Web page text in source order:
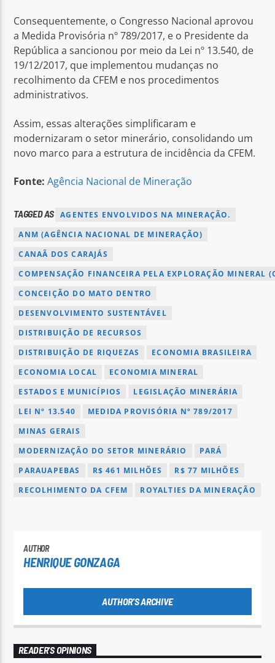
Consequentemente, o Congresso Nacional aprovou
a Medida Provisória nº 789/2017, e o Presidente da
República a sancionou por meio da Lei nº 13.540, de
19/12/2017, que implementou mudanças no
recolhimento da CFEM e nos procedimentos
administrativos.
Assim, essas alterações simplificaram e
modernizaram o setor minerário, consolidando um
novo marco para a estrutura de incidência da CFEM.
Fonte: Agência Nacional de Mineração
TAGGED AS AGENTES ENVOLVIDOS NA MINERAÇÃO.
ANM (AGÊNCIA NACIONAL DE MINERAÇÃO)
CANAÃ DOS CARAJÁS
COMPENSAÇÃO FINANCEIRA PELA EXPLORAÇÃO MINERAL
CONCEIÇÃO DO MATO DENTRO
DESENVOLVIMENTO SUSTENTÁVEL
DISTRIBUIÇÃO DE RECURSOS
DISTRIBUIÇÃO DE RIQUEZAS
ECONOMIA BRASILEIRA
ECONOMIA LOCAL
ECONOMIA MINERAL
ESTADOS E MUNICÍPIOS
LEGISLAÇÃO MINERÁRIA
LEI Nº 13.540
MEDIDA PROVISÓRIA Nº 789/2017
MINAS GERAIS
MODERNIZAÇÃO DO SETOR MINERÁRIO
PARÁ
PARAUAPEBAS
R$ 461 MILHÕES
R$ 77 MILHÕES
RECOLHIMENTO DA CFEM
ROYALTIES DA MINERAÇÃO
AUTHOR
HENRIQUE GONZAGA
AUTHOR'S ARCHIVE
READER'S OPINIONS